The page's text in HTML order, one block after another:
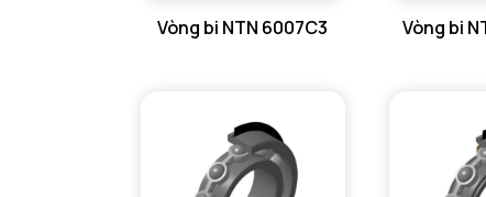
GỐI ĐỠ NTN
PHỤ KIỆN NTN
MÁY GIA NHIỆT NTN
Vòng bi NTN 6007C3 Vòng bi